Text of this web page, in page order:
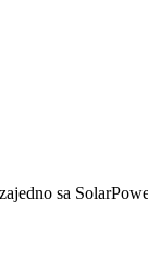
sa